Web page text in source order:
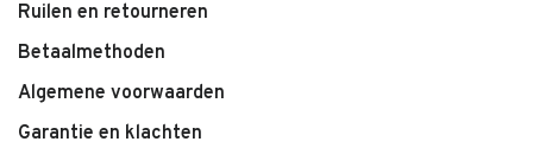
Ruilen en retourneren
Betaalmethoden
Algemene voorwaarden
Garantie en klachten